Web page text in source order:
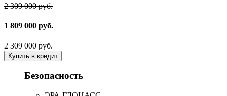
2 309 000 руб.
1 809 000 руб.
2 309 000 руб.
Купить в кредит
Безопасность